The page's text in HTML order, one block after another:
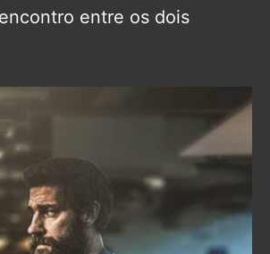
entre os dois